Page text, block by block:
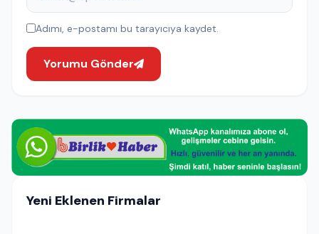
Adımı, e-postamı bu tarayıcıya kaydet.
Yorumu Gönder
Yeni Eklenen Firmalar